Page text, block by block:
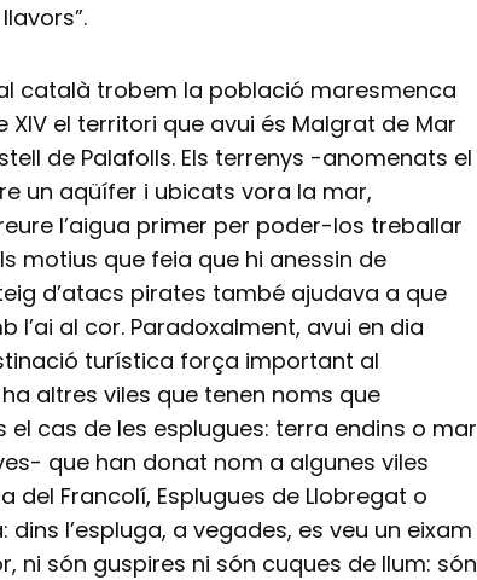
català trobem la població maresmenca
XIV el territori que avui és Malgrat de Mar
de Palafolls. Els terrenys -anomenats el
un aqüífer i ubicats vora la mar,
l’aigua primer per poder-los treballar
motius que feia que hi anessin de
d’atacs pirates també ajudava a que
l’ai al cor. Paradoxalment, avui en dia
turística força important al
altres viles que tenen noms que
el cas de les esplugues: terra endins o mar
que han donat nom a algunes viles
del Francolí, Esplugues de Llobregat o
dins l’espluga, a vegades, es veu un eixam
ni són guspires ni són cuques de llum: són